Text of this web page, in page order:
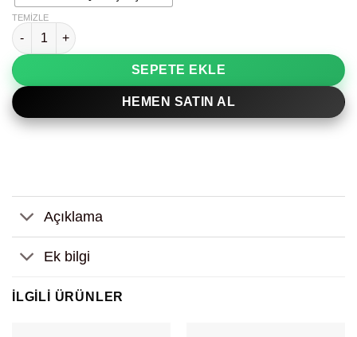
TEMIZLE
Renkli Kareler Modern ve Minimalist Tasarım Dekoratif Tablo
SEPETE EKLE
HEMEN SATIN AL
Açıklama
Ek bilgi
İLGILI ÜRÜNLER